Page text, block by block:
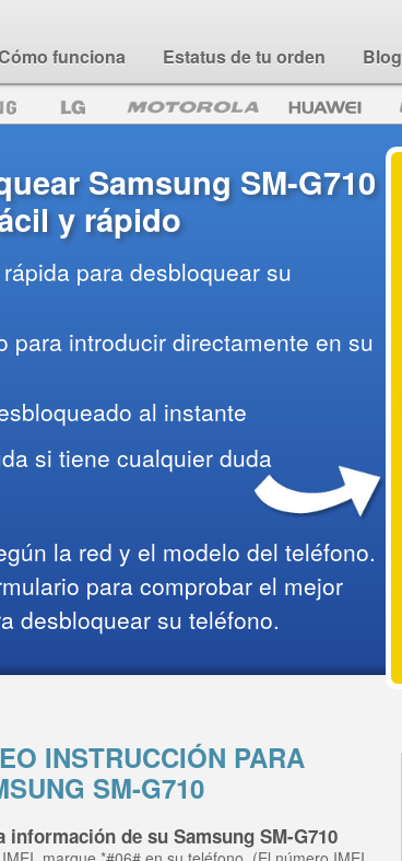
funciona Estatus de tu orden Blog
Samsung SM-G710
y rápido
para desbloquear su
para introducir directamente en su
al instante
si tiene cualquier duda
la red y el modelo del teléfono.
para comprobar el mejor
desbloquear su teléfono.
INSTRUCCIÓN PARA
SM-G710
información de su Samsung SM-G710